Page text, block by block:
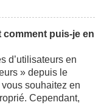
comment puis-je en
d’utilisateurs en
» depuis le
souhaitez en
Cependant,